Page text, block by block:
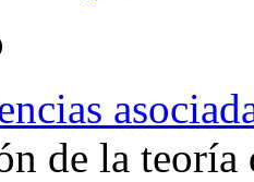
de la teoría